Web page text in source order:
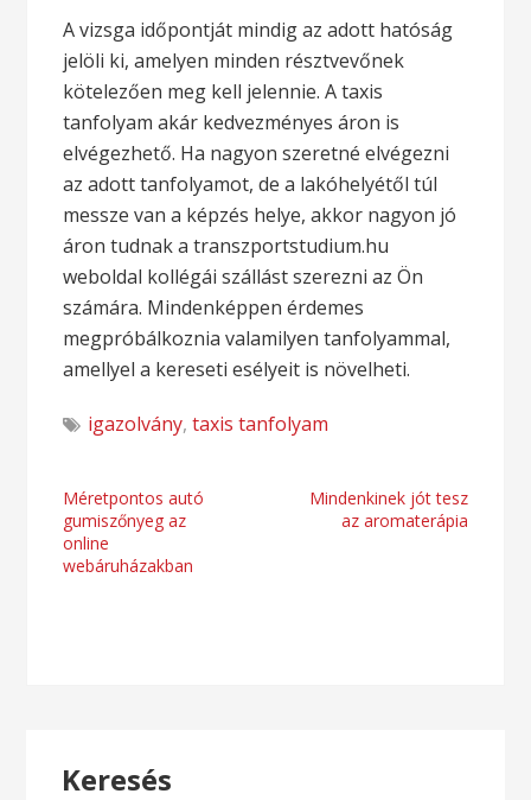
A vizsga időpontját mindig az adott hatóság
jelöli ki, amelyen minden résztvevőnek
kötelezően meg kell jelennie. A taxis
tanfolyam akár kedvezményes áron is
elvégezhető. Ha nagyon szeretné elvégezni
az adott tanfolyamot, de a lakóhelyétől túl
messze van a képzés helye, akkor nagyon jó
áron tudnak a transzportstudium.hu
weboldal kollégái szállást szerezni az Ön
számára. Mindenképpen érdemes
megpróbálkoznia valamilyen tanfolyammal,
amellyel a kereseti esélyeit is növelheti.
igazolvány,taxis tanfolyam
Bejegyzés
navigáció
Méretpontos autó
gumiszőnyeg az
online
webáruházakban
Mindenkinek jót tesz
az aromaterápia
Keresés